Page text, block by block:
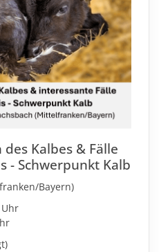
Kalbes & Fälle
- Schwerpunkt Kalb
Bayern)
Uhr